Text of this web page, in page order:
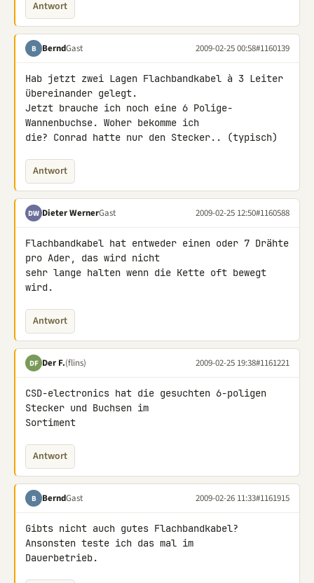
Antwort
B BerndGast 2009-02-25 00:58#1160139
Hab jetzt zwei Lagen Flachbandkabel à 3 Leiter
übereinander gelegt.
Jetzt brauche ich noch eine 6 Polige-
Wannenbuchse. Woher bekomme ich
die? Conrad hatte nur den Stecker.. (typisch)
Antwort
DW Dieter WernerGast 2009-02-25 12:50#1160588
Flachbandkabel hat entweder einen oder 7 Drähte
pro Ader, das wird nicht
sehr lange halten wenn die Kette oft bewegt
wird.
Antwort
DF Der F.(flins) 2009-02-25 19:38#1161221
CSD-electronics hat die gesuchten 6-poligen
Stecker und Buchsen im
Sortiment
Antwort
B BerndGast 2009-02-26 11:33#1161915
Gibts nicht auch gutes Flachbandkabel?
Ansonsten teste ich das mal im
Dauerbetrieb.